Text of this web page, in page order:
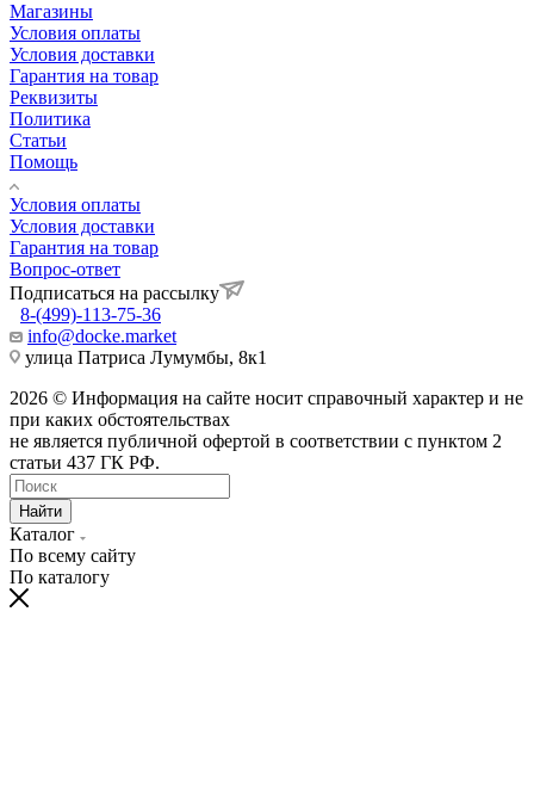
Магазины
Условия оплаты
Условия доставки
Гарантия на товар
Реквизиты
Политика
Статьи
Помощь
Условия оплаты
Условия доставки
Гарантия на товар
Вопрос-ответ
Подписаться на рассылку
8-(499)-113-75-36
info@docke.market
улица Патриса Лумумбы, 8к1
2026 © Информация на сайте носит справочный характер и не
при каких обстоятельствах
не является публичной офертой в соответствии с пунктом 2
статьи 437 ГК РФ.
Найти
Каталог
По всему сайту
По каталогу